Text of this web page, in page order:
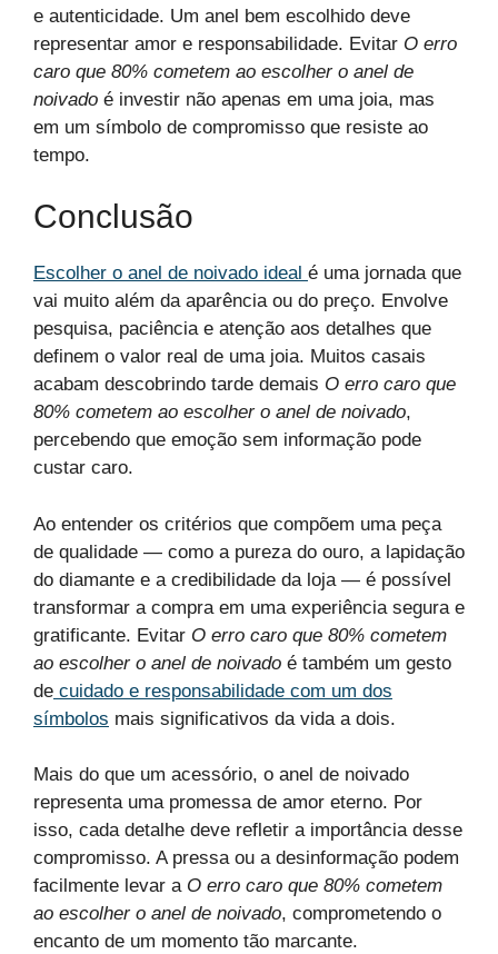
e autenticidade. Um anel bem escolhido deve
representar amor e responsabilidade. Evitar O erro
caro que 80% cometem ao escolher o anel de
noivado é investir não apenas em uma joia, mas
em um símbolo de compromisso que resiste ao
tempo.
Conclusão
Escolher o anel de noivado ideal é uma jornada que
vai muito além da aparência ou do preço. Envolve
pesquisa, paciência e atenção aos detalhes que
definem o valor real de uma joia. Muitos casais
acabam descobrindo tarde demais O erro caro que
80% cometem ao escolher o anel de noivado,
percebendo que emoção sem informação pode
custar caro.
Ao entender os critérios que compõem uma peça
de qualidade — como a pureza do ouro, a lapidação
do diamante e a credibilidade da loja — é possível
transformar a compra em uma experiência segura e
gratificante. Evitar O erro caro que 80% cometem
ao escolher o anel de noivado é também um gesto
de cuidado e responsabilidade com um dos
símbolos mais significativos da vida a dois.
Mais do que um acessório, o anel de noivado
representa uma promessa de amor eterno. Por
isso, cada detalhe deve refletir a importância desse
compromisso. A pressa ou a desinformação podem
facilmente levar a O erro caro que 80% cometem
ao escolher o anel de noivado, comprometendo o
encanto de um momento tão marcante.